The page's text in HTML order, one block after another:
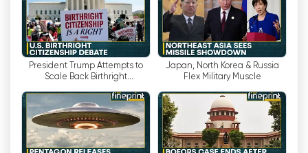
ด้วยการเติบโตของแพลตฟอร์มออนไลน์และความนิยม
ที่เพิ่มขึ้นของการถ่ายทอดสด WION จึงปรับตัวให้เข้า
กับภูมิทัศน์สื่อที่เปลี่ยนแปลงไป ปัจจุบันผู้ชมสามารถรับ
ชมโทรทัศน์ออนไลน์ผ่าน WION ได้แล้ว' การถ่ายทอด
สดช่วยให้พวกเขาสามารถเข้าถึงข่าวสารและการ
วิเคราะห์ได้ทุกที่ทุกเวลา ความสะดวกในการเข้าถึงนี้มี
ความสำคัญอย่างยิ่งในปัจจุบัน' ในยุคดิจิทัลที่ผู้คนพึ่งพา
โทรศัพท์มือถือ แท็บเล็ต และแล็ปท็อปเพื่อติดต่อสื่อสาร
กันอยู่เสมอ
President Trump Attempts to
Scale Back Birthright
Japan, North Korea & Russia
Flex Military Muscle